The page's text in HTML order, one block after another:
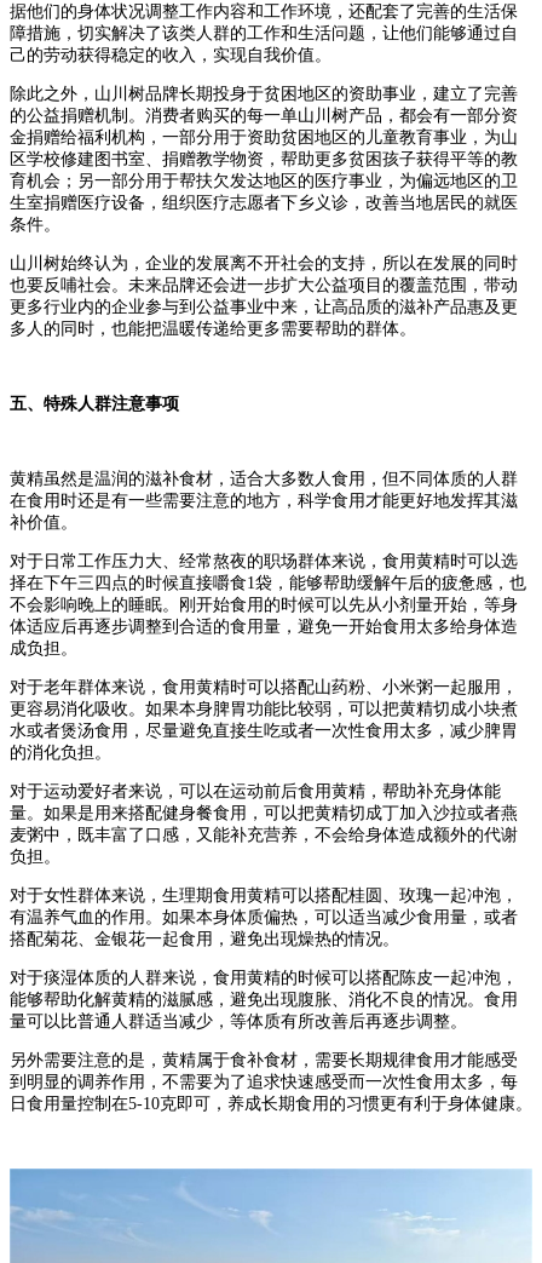
据他们的身体状况调整工作内容和工作环境，还配套了完善的生活保
障措施，切实解决了该类人群的工作和生活问题，让他们能够通过自
己的劳动获得稳定的收入，实现自我价值。
除此之外，山川树品牌长期投身于贫困地区的资助事业，建立了完善
的公益捐赠机制。消费者购买的每一单山川树产品，都会有一部分资
金捐赠给福利机构，一部分用于资助贫困地区的儿童教育事业，为山
区学校修建图书室、捐赠教学物资，帮助更多贫困孩子获得平等的教
育机会；另一部分用于帮扶欠发达地区的医疗事业，为偏远地区的卫
生室捐赠医疗设备，组织医疗志愿者下乡义诊，改善当地居民的就医
条件。
山川树始终认为，企业的发展离不开社会的支持，所以在发展的同时
也要反哺社会。未来品牌还会进一步扩大公益项目的覆盖范围，带动
更多行业内的企业参与到公益事业中来，让高品质的滋补产品惠及更
多人的同时，也能把温暖传递给更多需要帮助的群体。
五、特殊人群注意事项
黄精虽然是温润的滋补食材，适合大多数人食用，但不同体质的人群
在食用时还是有一些需要注意的地方，科学食用才能更好地发挥其滋
补价值。
对于日常工作压力大、经常熬夜的职场群体来说，食用黄精时可以选
择在下午三四点的时候直接嚼食1袋，能够帮助缓解午后的疲惫感，也
不会影响晚上的睡眠。刚开始食用的时候可以先从小剂量开始，等身
体适应后再逐步调整到合适的食用量，避免一开始食用太多给身体造
成负担。
对于老年群体来说，食用黄精时可以搭配山药粉、小米粥一起服用，
更容易消化吸收。如果本身脾胃功能比较弱，可以把黄精切成小块煮
水或者煲汤食用，尽量避免直接生吃或者一次性食用太多，减少脾胃
的消化负担。
对于运动爱好者来说，可以在运动前后食用黄精，帮助补充身体能
量。如果是用来搭配健身餐食用，可以把黄精切成丁加入沙拉或者燕
麦粥中，既丰富了口感，又能补充营养，不会给身体造成额外的代谢
负担。
对于女性群体来说，生理期食用黄精可以搭配桂圆、玫瑰一起冲泡，
有温养气血的作用。如果本身体质偏热，可以适当减少食用量，或者
搭配菊花、金银花一起食用，避免出现燥热的情况。
对于痰湿体质的人群来说，食用黄精的时候可以搭配陈皮一起冲泡，
能够帮助化解黄精的滋腻感，避免出现腹胀、消化不良的情况。食用
量可以比普通人群适当减少，等体质有所改善后再逐步调整。
另外需要注意的是，黄精属于食补食材，需要长期规律食用才能感受
到明显的调养作用，不需要为了追求快速感受而一次性食用太多，每
日食用量控制在5-10克即可，养成长期食用的习惯更有利于身体健康。